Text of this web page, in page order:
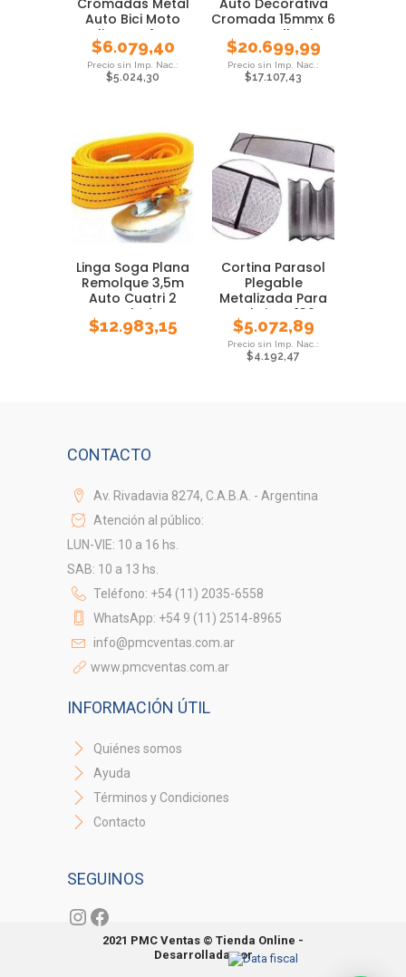
Cromadas Metal
Auto Bici Moto
Blister X 4 Un
$6.079,40
$5.024,30
Auto Decorativa
Cromada 15mmx 6
Metros Adhesiva
$20.699,99
$17.107,43
Linga Soga Plana
Remolque 3,5m
Auto Cuatri 2
Toneladas
$12.983,15
Cortina Parasol
Plegable
Metalizada Para
Parabrisas 130 X
60
$5.072,89
$4.192,47
CONTACTO
Av. Rivadavia 8274, C.A.B.A. - Argentina
Atención al público:
LUN-VIE: 10 a 16 hs.
SAB: 10 a 13 hs.
Teléfono: +54 (11) 2035-6558
WhatsApp: +54 9 (11) 2514-8965
info@pmcventas.com.ar
www.pmcventas.com.ar
INFORMACIÓN ÚTIL
Quiénes somos
Ayuda
Términos y Condiciones
Contacto
SEGUINOS
Instagram
Facebook
2021 PMC Ventas © Tienda Online -
Desarrollada por